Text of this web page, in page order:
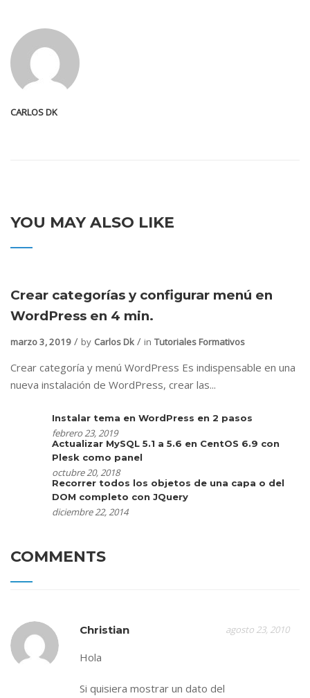
CARLOS DK
YOU MAY ALSO LIKE
Crear categorías y configurar menú en
WordPress en 4 min.
marzo 3, 2019 by Carlos Dk in Tutoriales Formativos
Crear categoría y menú WordPress Es indispensable en una
nueva instalación de WordPress, crear las...
Instalar tema en WordPress en 2 pasos
febrero 23, 2019
Actualizar MySQL 5.1 a 5.6 en CentOS 6.9 con
Plesk como panel
octubre 20, 2018
Recorrer todos los objetos de una capa o del
DOM completo con JQuery
diciembre 22, 2014
COMMENTS
Christian agosto 23, 2010
Hola
Si quisiera mostrar un dato del